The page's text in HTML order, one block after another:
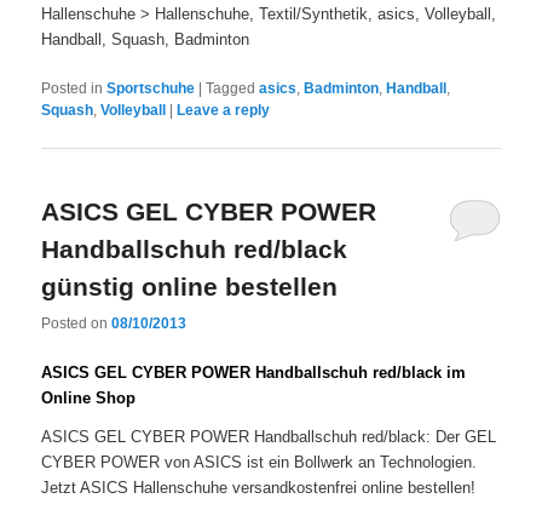
Hallenschuhe > Hallenschuhe, Textil/Synthetik, asics, Volleyball,
Handball, Squash, Badminton
Posted in Sportschuhe |Tagged asics, Badminton, Handball ,
Squash,Volleyball Leave a reply
ASICS GEL CYBER POWER
Handballschuh red/black
günstig online bestellen
Posted on08/10/2013
ASICS GEL CYBER POWER Handballschuh red/black im
Online Shop
ASICS GEL CYBER POWER Handballschuh red/black: Der GEL
CYBER POWER von ASICS ist ein Bollwerk an Technologien.
Jetzt ASICS Hallenschuhe versandkostenfrei online bestellen!